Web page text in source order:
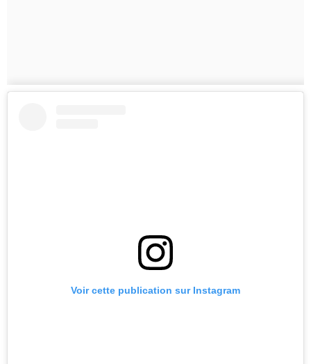
Voir cette publication sur Instagram